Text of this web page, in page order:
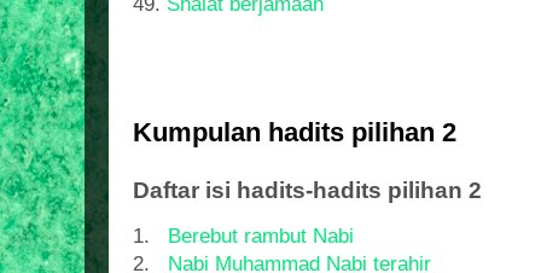
Kumpulan hadits pilihan 2
Daftar isi hadits-hadits pilihan 2
1.
Berebut rambut Nabi
2. Nabi Muhammad Nabi terahir